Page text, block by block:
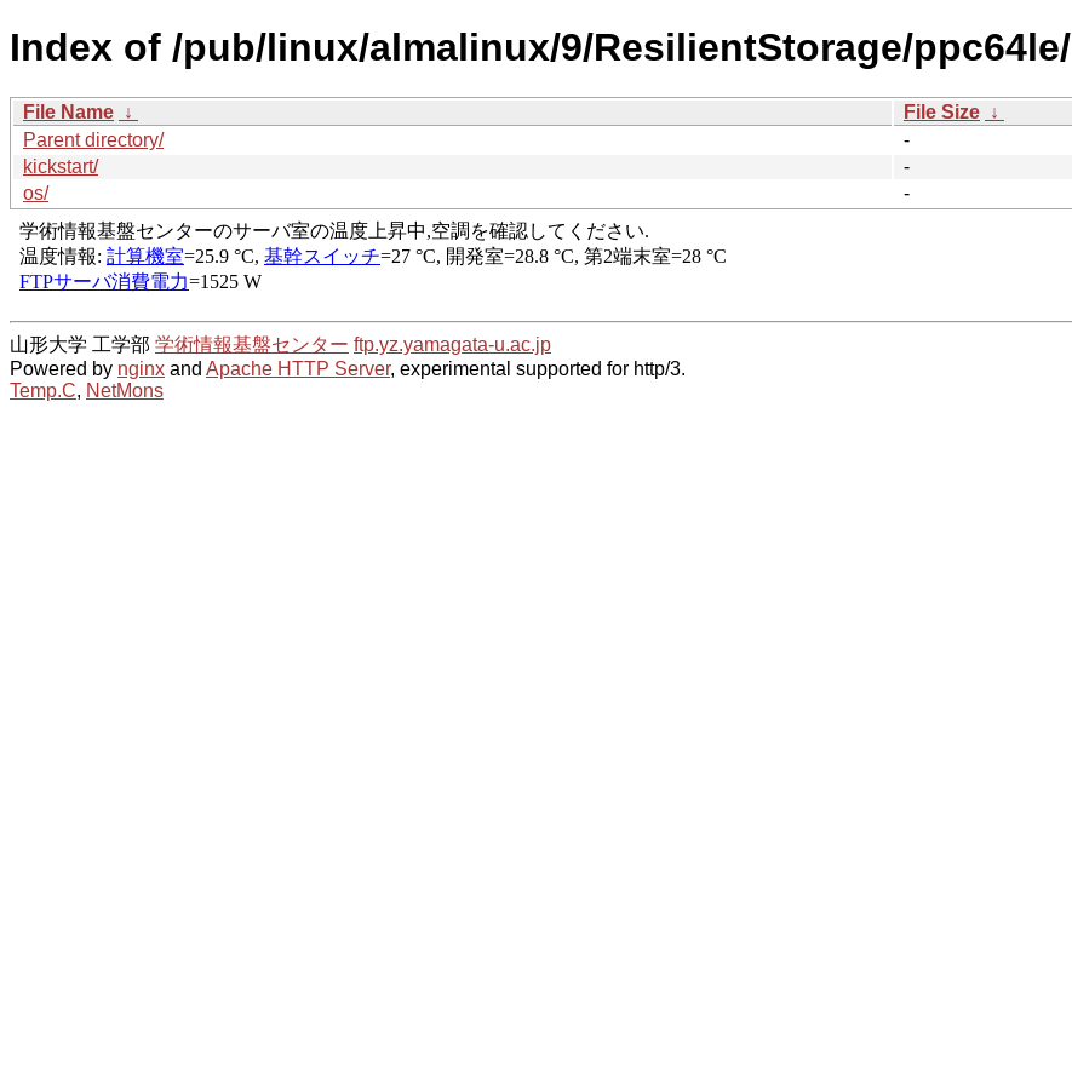
Index of /pub/linux/almalinux/9/ResilientStorage/ppc64le/
File Name ↓ File Size ↓
Parent directory/
-
kickstart/
-
os/
-
山形大学 工学部 学術情報基盤センター ftp.yz.yamagata-u.ac.jp
Powered by nginx and Apache HTTP Server, experimental supported for http/3.
Temp.C, NetMons